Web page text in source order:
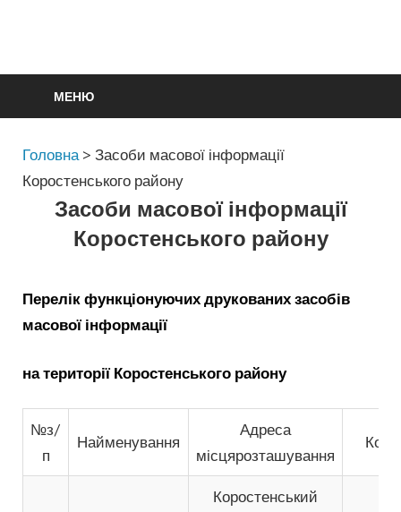
МЕНЮ
Головна >Засоби масової інформації
Коростенського району
Засоби масової інформації
Коростенського району
Перелік функціонуючих друкованих засобів
масової інформації
на території Коростенського району
№з/
п
Найменування
Адреса
місцярозташування
Коростенський